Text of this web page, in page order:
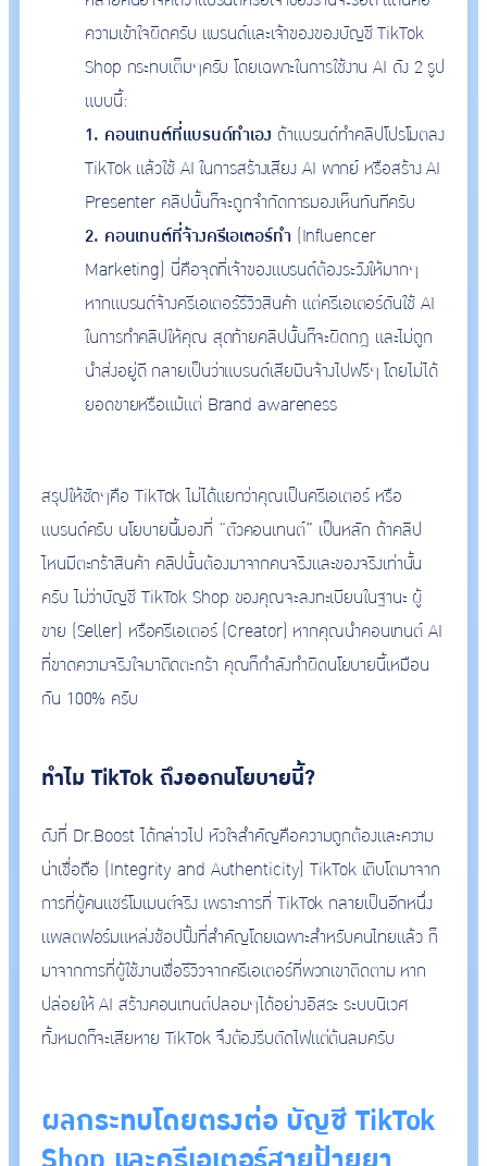
ความเข้าใจผิดครับ แบรนด์และเจ้าของของบัญชี TikTok
Shop กระทบเต็มๆครับ โดยเฉพาะในการใช้งาน AI ดัง 2 รูป
แบบนี้:
1. คอนเทนต์ที่แบรนด์ทำเอง ถ้าแบรนด์ทำคลิปโปรโมตลง
TikTok แล้วใช้ AI ในการสร้างเสียง AI พากย์ หรือสร้าง AI
Presenter คลิปนั้นก็จะถูกจำกัดการมองเห็นทันทีครับ
2. คอนเทนต์ที่จ้างครีเอเตอร์ทำ(Influencer
Marketing) นี่คือจุดที่เจ้าของแบรนด์ต้องระวังให้มากๆ
หากแบรนด์จ้างครีเอเตอร์รีวิวสินค้า แต่ครีเอเตอร์ดันใช้ AI
ในการทำคลิปให้คุณ สุดท้ายคลิปนั้นก็จะผิดกฎ และไม่ถูก
นำส่งอยู่ดี กลายเป็นว่าแบรนด์เสียเงินจ้างไปฟรีๆ โดยไม่ได้
ยอดขายหรือแม้แต่ Brand awareness
สรุปให้ชัดๆคือ TikTok ไม่ได้แยกว่าคุณเป็นครีเอเตอร์ หรือ
แบรนด์ครับ นโยบายนี้มองที่ “ตัวคอนเทนต์” เป็นหลัก ถ้าคลิป
ไหนมีตะกร้าสินค้า คลิปนั้นต้องมาจากคนจริงและของจริงเท่านั้น
ครับ ไม่ว่าบัญชี TikTok Shop ของคุณจะลงทะเบียนในฐานะ ผู้
ขาย (Seller) หรือครีเอเตอร์ (Creator) หากคุณนำคอนเทนต์ AI
ที่ขาดความจริงใจมาติดตะกร้า คุณก็กำลังทำผิดนโยบายนี้เหมือน
กัน 100% ครับ
ทำไม TikTok ถึงออกนโยบายนี้?
ดังที่ Dr.Boost ได้กล่าวไป หัวใจสำคัญคือความถูกต้องและความ
น่าเชื่อถือ (Integrity and Authenticity) TikTok เติบโตมาจาก
การที่ผู้คนแชร์โมเมนต์จริง เพราะการที่ TikTok กลายเป็นอีกหนึ่ง
แพลตฟอร์มแหล่งช้อปปิ้งที่สำคัญโดยเฉพาะสำหรับคนไทยแล้ว ก็
มาจากการที่ผู้ใช้งานเชื่อรีวิวจากครีเอเตอร์ที่พวกเขาติดตาม หาก
ปล่อยให้ AI สร้างคอนเทนต์ปลอมๆได้อย่างอิสระ ระบบนิเวศ
ทั้งหมดก็จะเสียหาย TikTok จึงต้องรีบตัดไฟแต่ต้นลมครับ
ผลกระทบโดยตรงต่อ บัญชี TikTok